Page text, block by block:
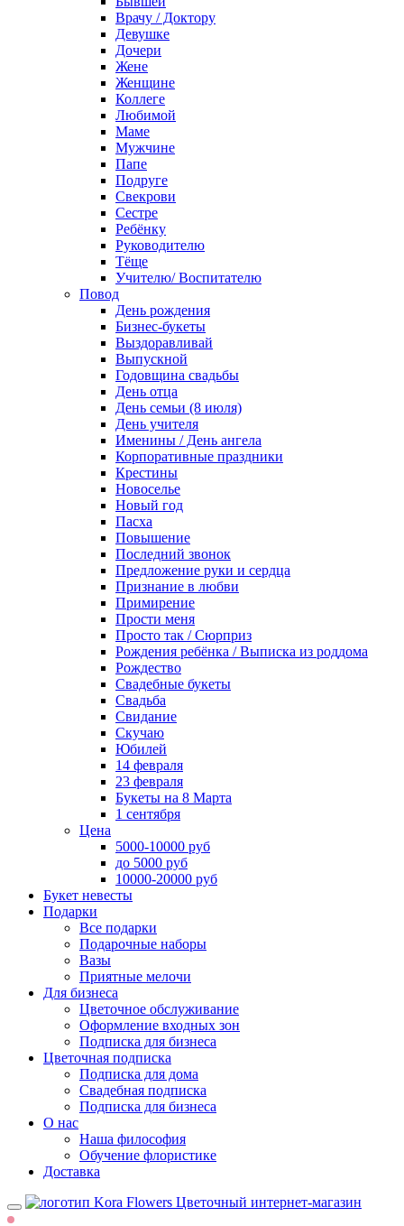
Врачу / Доктору
Девушке
Дочери
Жене
Женщине
Коллеге
Любимой
Маме
Мужчине
Папе
Подруге
Свекрови
Сестре
Ребёнку
Руководителю
Тёще
Учителю/ Воспитателю
Повод
День рождения
Бизнес-букеты
Выздоравливай
Выпускной
Годовщина свадьбы
День отца
День семьи (8 июля)
День учителя
Именины / День ангела
Корпоративные праздники
Крестины
Новоселье
Новый год
Пасха
Повышение
Последний звонок
Предложение руки и сердца
Признание в любви
Примирение
Прости меня
Просто так / Сюрприз
Рождения ребёнка / Выписка из роддома
Рождество
Свадебные букеты
Свадьба
Свидание
Скучаю
Юбилей
14 февраля
23 февраля
Букеты на 8 Марта
1 сентября
Цена
5000-10000 руб
до 5000 руб
10000-20000 руб
Букет невесты
Подарки
Все подарки
Подарочные наборы
Вазы
Приятные мелочи
Для бизнеса
Цветочное обслуживание
Оформление входных зон
Подписка для бизнеса
Цветочная подписка
Подписка для дома
Свадебная подписка
Подписка для бизнеса
О нас
Наша философия
Обучение флористике
Доставка
Цветочный интернет-магазин